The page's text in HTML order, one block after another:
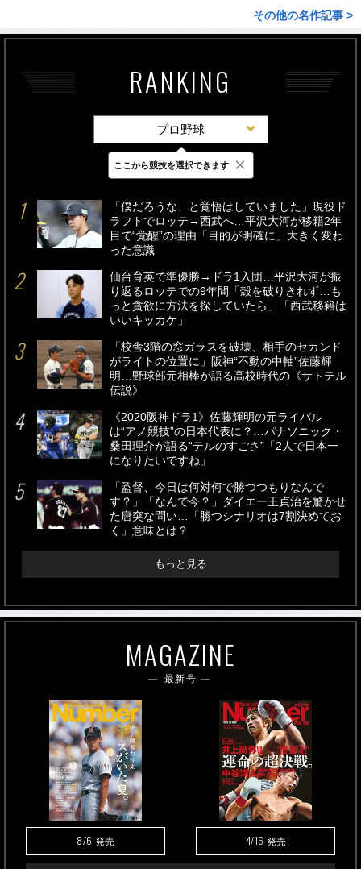
その他の名作記事 >
RANKING
プロ野球
最新 24時間 週間
「僕だろうな、と覚悟はしていました」現役ド
ラフトでロッテ→西武へ…平沢大河が移籍2年
目で“覚醒”の理由「目的が明確に」大きく変わ
った意識
仙台育英で準優勝→ドラ1入団…平沢大河が振
り返るロッテでの9年間「殻を破りきれず…も
っと貪欲に方法を探していたら」「西武移籍は
いいキッカケ」
「校舎3階の窓ガラスを破壊、相手のセカンド
がライトの位置に」阪神“不動の中軸”佐藤輝
明…野球部元相棒が語る高校時代の《サトテル
伝説》
《2020阪神ドラ1》佐藤輝明の元ライバル
は“アノ競技”の日本代表に？…パナソニック・
桑田理介が語る“テルのすごさ”「2人で日本一
になりたいですね」
「監督、今日は何対何で勝つつもりなんで
す？」「なんで今？」ダイエー王貞治を驚かせ
た唐突な問い…「勝つシナリオは7割決めてお
く」意味とは？
もっと見る
MAGAZINE
最新号
8/6 発売 4/16 発売
ここから競技を選択できます ×